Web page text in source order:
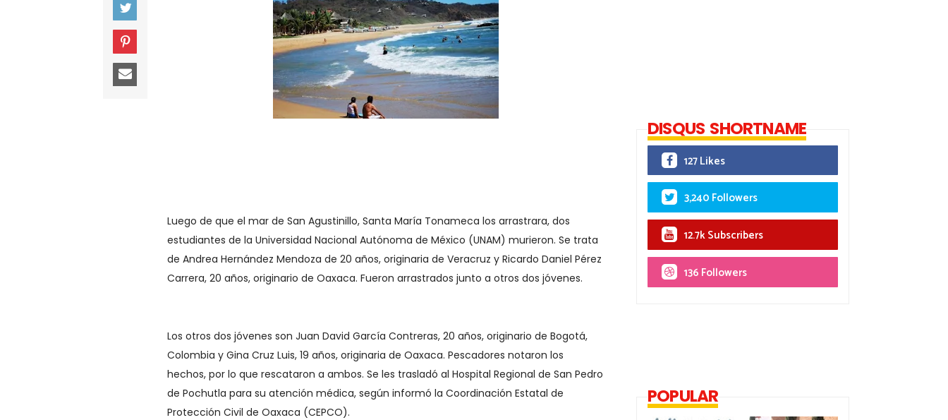
Luego de que el mar de San Agustinillo, Santa María Tonameca los arrastrara, dos
estudiantes de la Universidad Nacional Autónoma de México (UNAM) murieron. Se trata
de Andrea Hernández Mendoza de 20 años, originaria de Veracruz y Ricardo Daniel Pérez
Carrera, 20 años, originario de Oaxaca. Fueron arrastrados junto a otros dos jóvenes.
Los otros dos jóvenes son Juan David García Contreras, 20 años, originario de Bogotá,
Colombia y Gina Cruz Luis, 19 años, originaria de Oaxaca. Pescadores notaron los
hechos, por lo que rescataron a ambos. Se les trasladó al Hospital Regional de San Pedro
de Pochutla para su atención médica, según informó la Coordinación Estatal de
Protección Civil de Oaxaca (CEPCO).
DISQUS SHORTNAME
127 Likes
3,240 Followers
12.7k Subscribers
136 Followers
POPULAR